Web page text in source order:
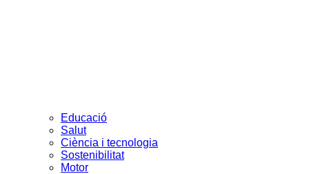
Educació
Salut
Ciència i tecnologia
Sostenibilitat
Motor